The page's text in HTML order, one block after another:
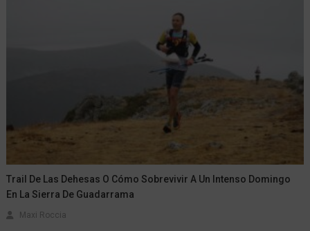
Trail De Las Dehesas O Cómo Sobrevivir A Un Intenso Domingo
En La Sierra De Guadarrama
Maxi Roccia